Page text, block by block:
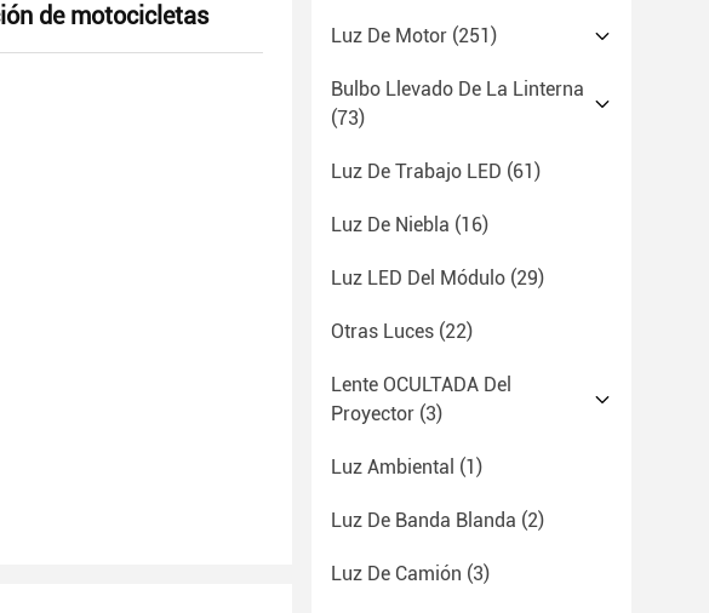
de motocicletas
Luz De Motor (251)
Bulbo Llevado De La Linterna
(73)
Luz De Trabajo LED (61)
Luz De Niebla (16)
Luz LED Del Módulo (29)
Otras Luces (22)
Lente OCULTADA Del
Proyector (3)
Luz Ambiental (1)
Luz De Banda Blanda (2)
Luz De Camión (3)